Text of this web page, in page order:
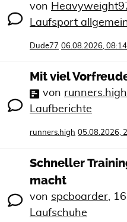
von
Laufsport
Dude77 06.08.2026, 08:14
Mit viel
von runners.high
Laufberichte
runners.high 05.08.2026,
Schneller
macht
von spcboarder
Laufschuhe